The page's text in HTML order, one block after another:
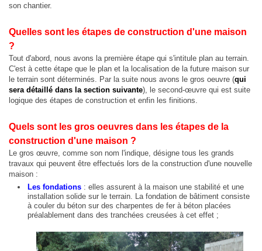
son chantier.
Quelles sont les étapes de construction d'une maison
?
Tout d'abord, nous avons la première étape qui s'intitule plan au terrain.
C'est à cette étape que le plan et la localisation de la future maison sur
le terrain sont déterminés. Par la suite nous avons le gros oeuvre (qui
sera détaillé dans la section suivante), le second-œuvre qui est suite
logique des étapes de construction et enfin les finitions.
Quels sont les gros oeuvres dans les étapes de la
construction d'une maison ?
Le gros œuvre, comme son nom l'indique, désigne tous les grands
travaux qui peuvent être effectués lors de la construction d'une nouvelle
maison :
Les fondations : elles assurent à la maison une stabilité et une
installation solide sur le terrain. La fondation de bâtiment consiste
à couler du béton sur des charpentes de fer à béton placées
préalablement dans des tranchées creusées à cet effet ;